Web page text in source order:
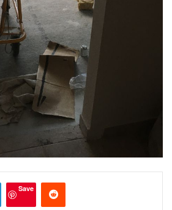
LinkedIn
Save
Reddit